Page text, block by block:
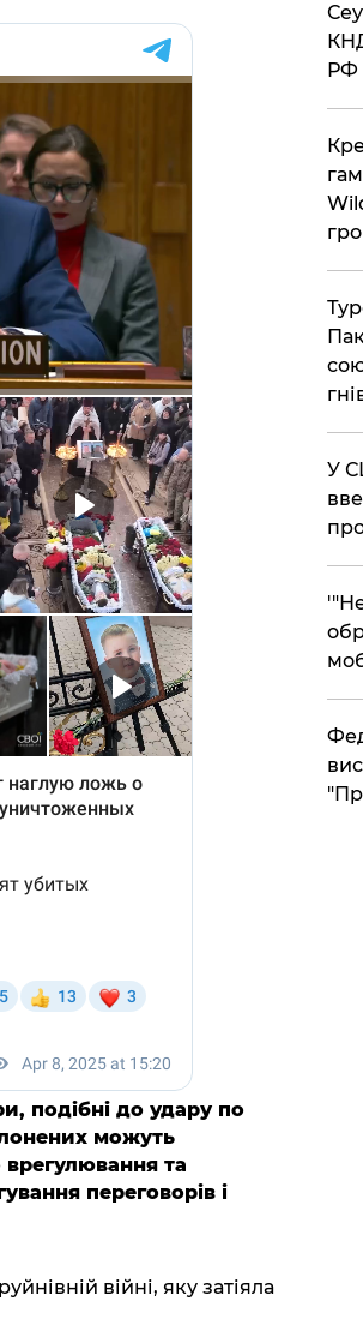
подібні до удару по
можуть
та
переговорів і
війні, яку затіяла
РФ
​У